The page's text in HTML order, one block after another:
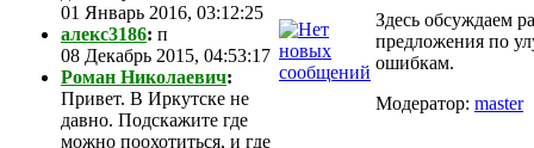
01 Январь 2016, 03:12:25
алекс3186: п
08 Декабрь 2015, 04:53:17
Роман Николаевич:
Привет. В Иркутске не
давно. Подскажите где
можно поохотиться, и где
Здесь обсуждаем
предложения по
ошибкам.
Модератор: master